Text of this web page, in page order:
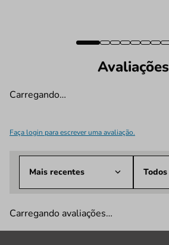
Avaliações
Carregando…
Faça login para escrever uma avaliação.
Mais recentes Todos
Carregando avaliações…